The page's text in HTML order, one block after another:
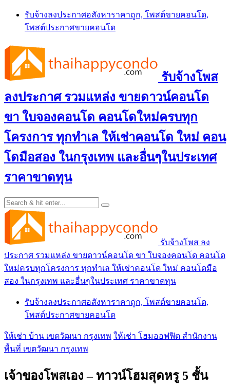
Skip
content
รับจ้างลงประกาศอสังหาราคาถูก, โพสต์ขายคอนโด,
โพสต์ประกาศขายคอนโด
รับจ้างโพส
ลงประกาศ รวมแหล่ง ขายดาวน์คอนโด
ขา ใบจองคอนโด คอนโดใหม่ครบทุก
โครงการ ทุกทำเล ให้เช่าคอนโด ใหม่ คอน
โดมือสอง ในกรุงเทพ และอื่นๆในประเทศ
ราคาขาดทุน
รับจ้างโพส ลง
ประกาศ รวมแหล่ง ขายดาวน์คอนโด ขา ใบจองคอนโด คอนโด
ใหม่ครบทุกโครงการ ทุกทำเล ให้เช่าคอนโด ใหม่ คอนโดมือ
สอง ในกรุงเทพ และอื่นๆในประเทศ ราคาขาดทุน
รับจ้างลงประกาศอสังหาราคาถูก, โพสต์ขายคอนโด,
โพสต์ประกาศขายคอนโด
ให้เช่า บ้าน เขตวัฒนา กรุงเทพ ให้เช่า โฮมออฟฟิต สำนักงาน
พื้นที่ เขตวัฒนา กรุงเทพ
เจ้าของโพสเอง – ทาวน์โฮมสุดหรู 5 ชั้น